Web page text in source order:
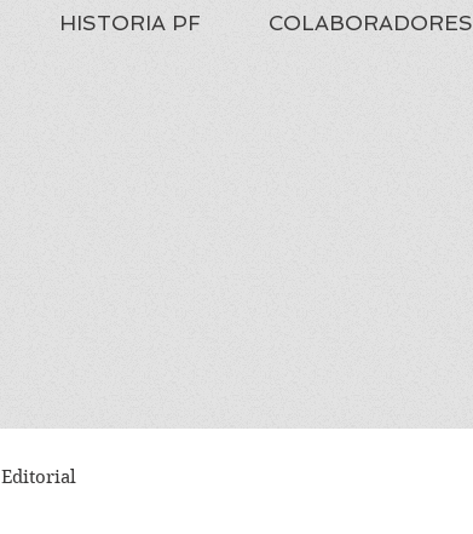
HISTORIA PF COLABORADORES
Editorial